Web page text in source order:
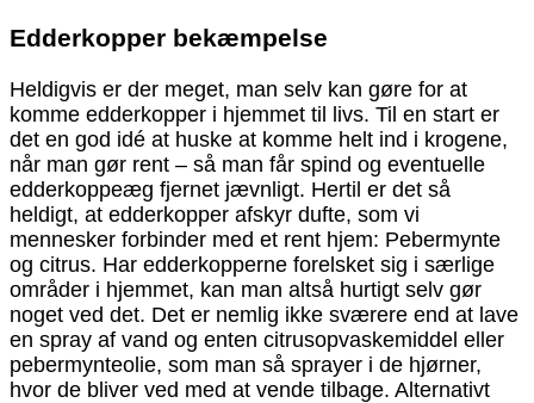
Edderkopper bekæmpelse
Heldigvis er der meget, man selv kan gøre for at
komme edderkopper i hjemmet til livs. Til en start er
det en god idé at huske at komme helt ind i krogene,
når man gør rent – så man får spind og eventuelle
edderkoppeæg fjernet jævnligt. Hertil er det så
heldigt, at edderkopper afskyr dufte, som vi
mennesker forbinder med et rent hjem: Pebermynte
og citrus. Har edderkopperne forelsket sig i særlige
områder i hjemmet, kan man altså hurtigt selv gør
noget ved det. Det er nemlig ikke sværere end at lave
en spray af vand og enten citrusopvaskemiddel eller
pebermynteolie, som man så sprayer i de hjørner,
hvor de bliver ved med at vende tilbage. Alternativt